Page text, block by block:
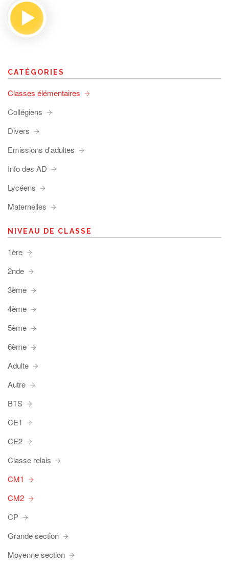
CATÉGORIES
Classes élémentaires
Collégiens
Divers
Emissions d'adultes
Info des AD
Lycéens
Maternelles
NIVEAU DE CLASSE
1ère
2nde
3ème
4ème
5ème
6ème
Adulte
Autre
BTS
CE1
CE2
Classe relais
CM1
CM2
CP
Grande section
Moyenne section